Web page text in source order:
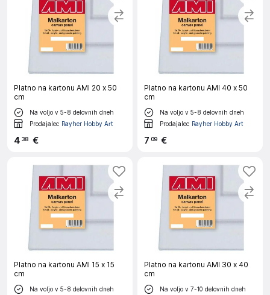
Platno na kartonu AMI 20 x 50
cm
Na voljo v 5-8 delovnih dneh
Prodajalec Rayher Hobby Art
4 38 €
Platno na kartonu AMI 40 x 50
cm
Na voljo v 5-8 delovnih dneh
Prodajalec Rayher Hobby Art
7 09 €
Platno na kartonu AMI 15 x 15
cm
Na voljo v 5-8 delovnih dneh
Platno na kartonu AMI 30 x 40
cm
Na voljo v 7-10 delovnih dneh